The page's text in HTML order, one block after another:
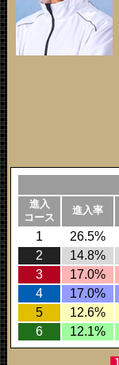
進入
コース
進入率
1 26.5%
2
14.8%
3
17.0%
4
17.0%
5
12.6%
6
12.1%